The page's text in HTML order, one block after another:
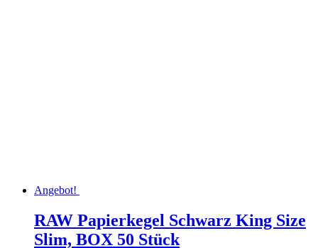
Angebot!
RAW Papierkegel Schwarz King Size
Slim, BOX 50 Stück